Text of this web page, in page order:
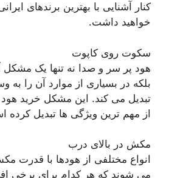
کنار آشنایی با بهترین برندهای
خواهید داشت.
سکوت روی کاپوت
هود پر سر و صدا نه تنها یک مشکل
بلکه در بسیاری از موارد آن را
تبدیل می کند. این مشکل خرید
از مهم ترین ویژگی ها تبدیل کرده
مکش در بالای درب
انواع مختلفی از هودها با
می شوند که هر کدام برای برخی